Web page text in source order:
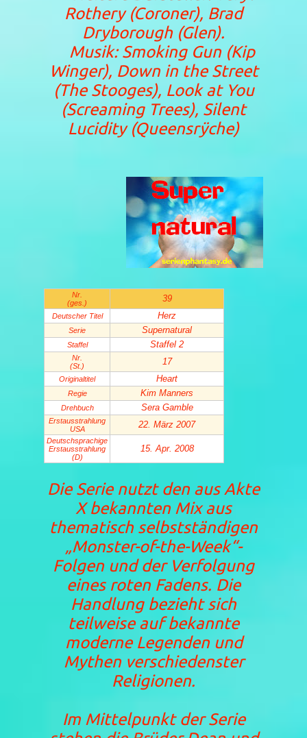
Rothery (Coroner), Brad
Dryborough (Glen).
Musik: Smoking Gun (Kip
Winger), Down in the Street
(The Stooges), Look at You
(Screaming Trees), Silent
Lucidity (Queensrÿche)
Nr.
(ges.)
39
Deutscher Titel Herz
Serie Supernatural
Staffel Staffel 2
Nr.
(St.)
17
Original­titel Heart
Regie Kim Manners
Drehbuch Sera Gamble
Erstaus­strahlung
USA
22. März 2007
Deutsch­sprachige
Erstaus­strahlung
(D)
15. Apr. 2008
Die Serie nutzt den aus Akte
X bekannten Mix aus
thematisch selbstständigen
„Monster-of-the-Week“-
Folgen und der Verfolgung
eines roten Fadens. Die
Handlung bezieht sich
teilweise auf bekannte
moderne Legenden und
Mythen verschiedenster
Religionen.
Im Mittelpunkt der Serie